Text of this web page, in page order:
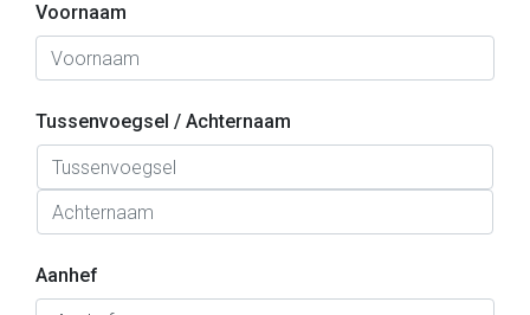
Voornaam
Tussenvoegsel / Achternaam
Aanhef